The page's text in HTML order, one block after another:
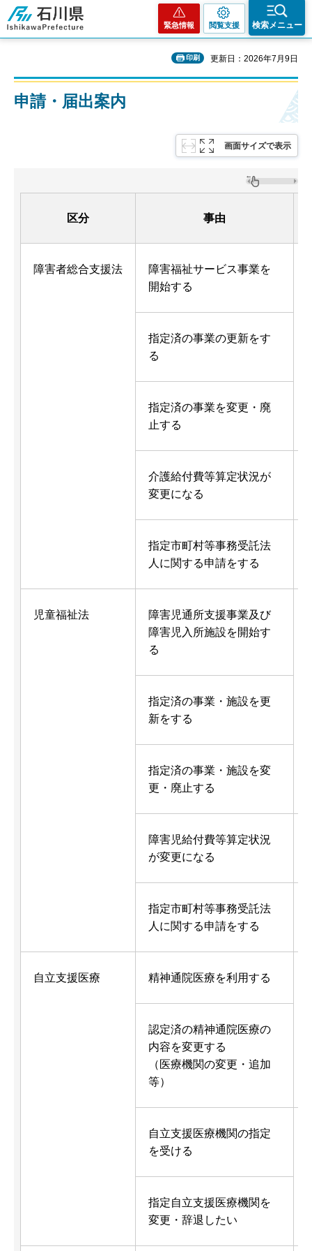
石川県
緊急情報 閲覧支援 検索メニュー
印刷 更新日：2026年7月9日
申請・届出案内
画面サイズで表示
区分 事由
障害者総合支援法
障害福祉サービス事業を
開始する
指定済の事業の更新をす
る
指定済の事業を変更・廃
止する
介護給付費等算定状況が
変更になる
指定市町村等事務受託法
人に関する申請をする
児童福祉法
障害児通所支援事業及び
障害児入所施設を開始す
る
指定済の事業・施設を更
新をする
指定済の事業・施設を変
更・廃止する
障害児給付費等算定状況
が変更になる
指定市町村等事務受託法
人に関する申請をする
自立支援医療 精神通院医療を利用する
認定済の精神通院医療の
内容を変更する
（医療機関の変更・追加
等）
自立支援医療機関の指定
を受ける
指定自立支援医療機関を
変更・辞退したい